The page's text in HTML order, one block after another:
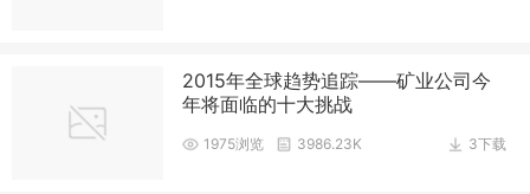
2015年全球趋势追踪——矿业公司今
年将面临的十大挑战
3下载
1975浏览 3986.23K